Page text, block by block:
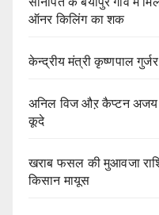
ऑनर किलिंग का शक
केन्द्रीय मंत्री कृष्णपाल
अनिल विज औऱ कैप्टन अजय
कूदे
खराब फसल की मुआवजा
किसान मायूस